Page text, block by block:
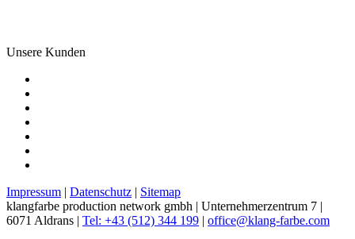
Unsere Kunden
Impressum | Datenschutz | Sitemap
klangfarbe production network gmbh | Unternehmerzentrum 7 |
6071 Aldrans | Tel: +43 (512) 344 199 | office@klang-farbe.com